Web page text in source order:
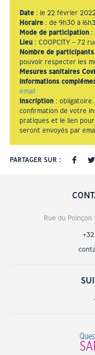
Date : le 22 février
Horaire : de 9h30 à
Mode de participation :
Lieu : COOPCITY – 72
Nombre de participants
pouvoir respecter les
Mesures sanitaires
Informations
email
Inscription :
confirmation de votre
pratiques et le lien
seront envoyés par
PARTAGER SUR :
Rue du Poinçon
+32